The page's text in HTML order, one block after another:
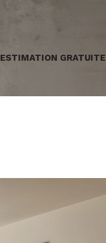
ESTIMATION GRATUITE